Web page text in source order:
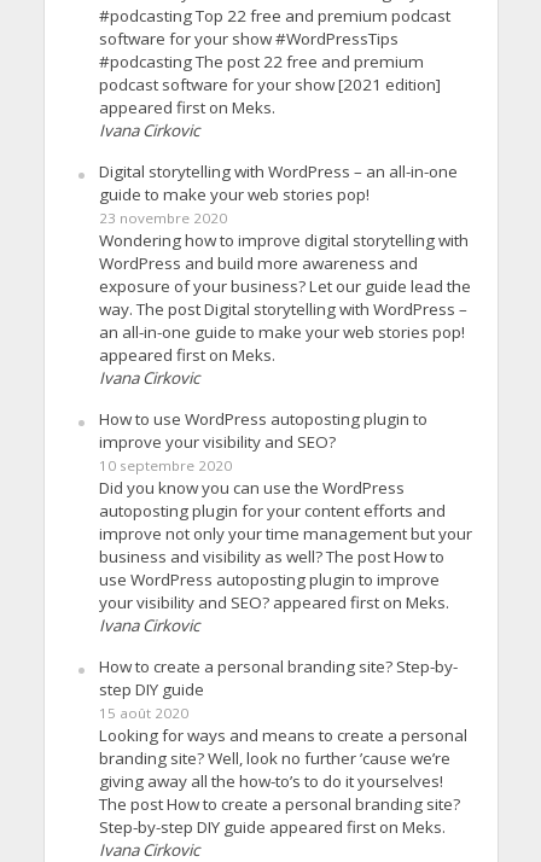
#podcasting Top 22 free and premium podcast
software for your show #WordPressTips
#podcasting The post 22 free and premium
podcast software for your show [2021 edition]
appeared first on Meks.
Ivana Cirkovic
Digital storytelling with WordPress – an all-in-one
guide to make your web stories pop!
23 novembre 2020
Wondering how to improve digital storytelling with
WordPress and build more awareness and
exposure of your business? Let our guide lead the
way. The post Digital storytelling with WordPress –
an all-in-one guide to make your web stories pop!
appeared first on Meks.
Ivana Cirkovic
How to use WordPress autoposting plugin to
improve your visibility and SEO?
10 septembre 2020
Did you know you can use the WordPress
autoposting plugin for your content efforts and
improve not only your time management but your
business and visibility as well? The post How to
use WordPress autoposting plugin to improve
your visibility and SEO? appeared first on Meks.
Ivana Cirkovic
How to create a personal branding site? Step-by-
step DIY guide
15 août 2020
Looking for ways and means to create a personal
branding site? Well, look no further ’cause we’re
giving away all the how-to’s to do it yourselves!
The post How to create a personal branding site?
Step-by-step DIY guide appeared first on Meks.
Ivana Cirkovic